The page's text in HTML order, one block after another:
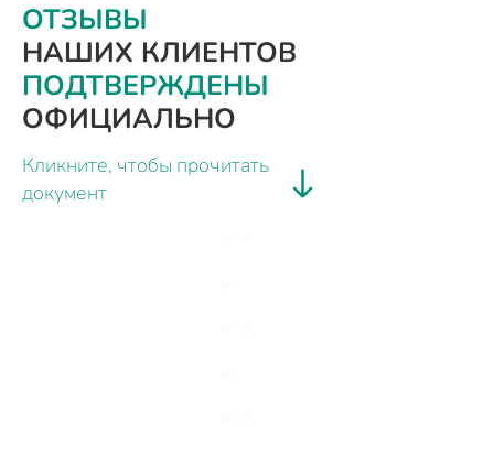
ОТЗЫВЫ
НАШИХ КЛИЕНТОВ
ПОДТВЕРЖДЕНЫ
ОФИЦИАЛЬНО
Кликните, чтобы прочитать
документ